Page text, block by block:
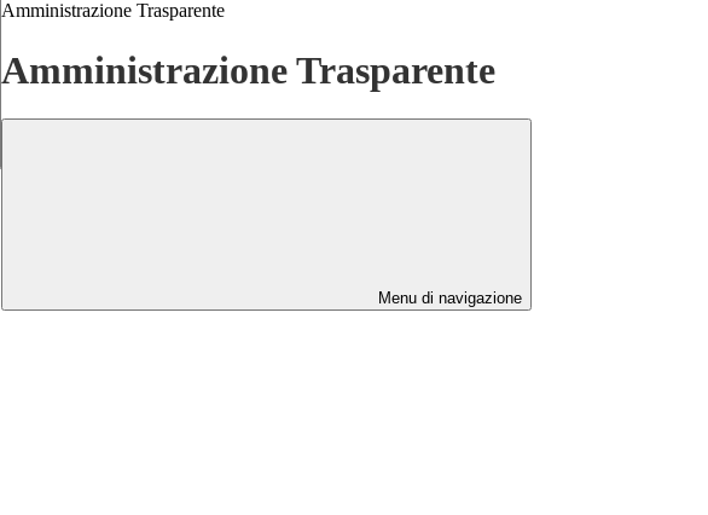
Amministrazione Trasparente
Amministrazione Trasparente
Menu di navigazione